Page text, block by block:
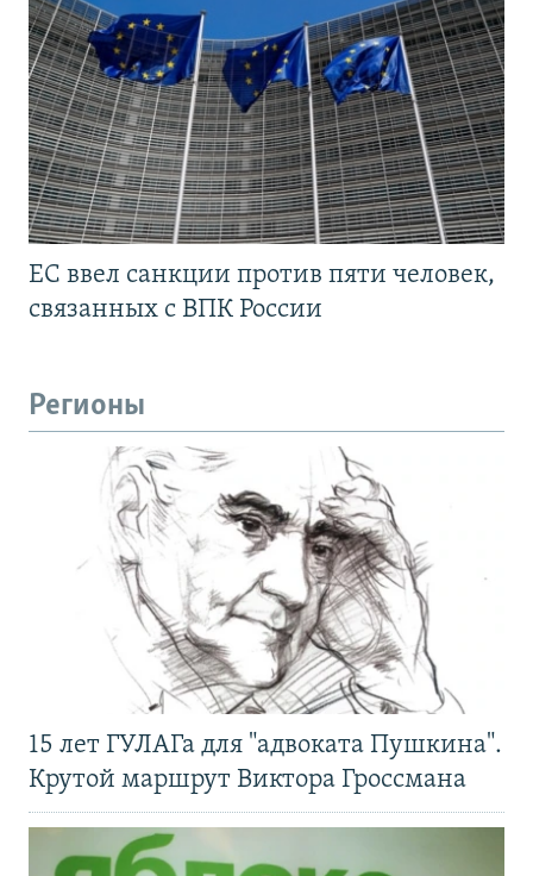
ЕС ввел санкции против пяти человек,
связанных с ВПК России
Регионы
15 лет ГУЛАГа для "адвоката Пушкина".
Крутой маршрут Виктора Гроссмана